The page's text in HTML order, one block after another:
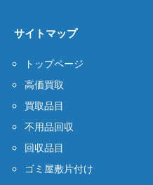
サイトマップ
トップページ
高価買取
買取品目
不用品回収
回収品目
ゴミ屋敷片付け